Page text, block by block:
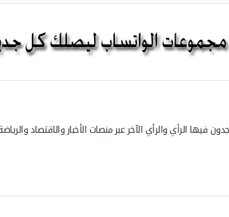
فيها الرأي والرأي الآخر عبر منصات الأخبار والاقتصاد